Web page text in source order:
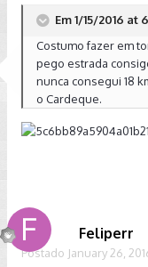
Em 1/15/2016 at
Costumo fazer em
pego estrada
nunca consegui 18
o Cardeque.
Feliperr
Postado January 26,